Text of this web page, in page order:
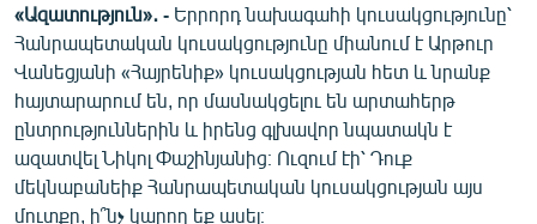
«Ազատության» բոլոր կայքերը
«Ազատություն»․ - Երրորդ նախագահի կուսակցությունը՝
Հանրապետական կուսակցությունը միանում է Արթուր
Վանեցյանի «Հայրենիք» կուսակցության հետ և նրանք
հայտարարում են, որ մասնակցելու են արտահերթ
ընտրություններին և իրենց գլխավոր նպատակն է
ազատվել Նիկոլ Փաշինյանից։ Ուզում էի՝ Դուք
մեկնաբանեիք Հանրապետական կուսակցության այս
մուտքը, ի՞նչ կարող եք ասել։